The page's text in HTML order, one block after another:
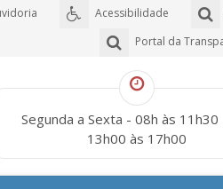
Acessibilidade
Portal da
Segunda a Sexta - 08h às 11h30
13h00 às 17h00